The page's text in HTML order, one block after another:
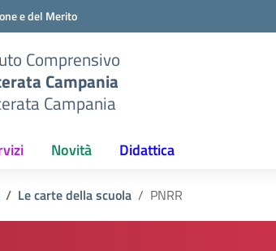
e del Merito
Comprensivo
Campania
Campania
Novità Didattica
Le carte della scuola PNRR